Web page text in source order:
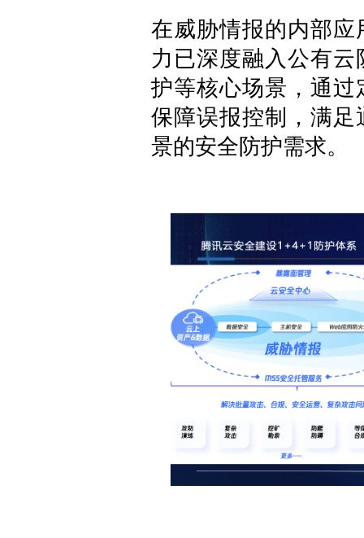
在威胁情报的内部
力已深度融入公有
护等核心场景，通
保障误报控制，满
景的安全防护需求。